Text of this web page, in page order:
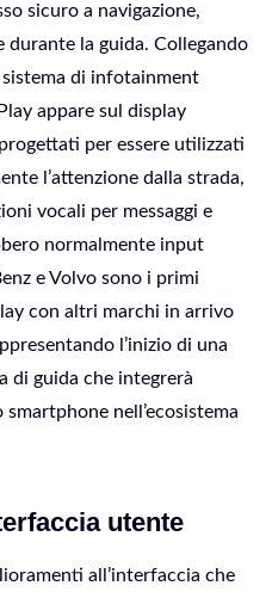
sicuro a navigazione,
durante la guida. Collegando
sistema di infotainment
appare sul display
per essere utilizzati
l’attenzione dalla strada,
vocali per messaggi e
normalmente input
e Volvo sono i primi
con altri marchi in arrivo
l’inizio di una
di guida che integrerà
nell’ecosistema
utente
all’interfaccia che